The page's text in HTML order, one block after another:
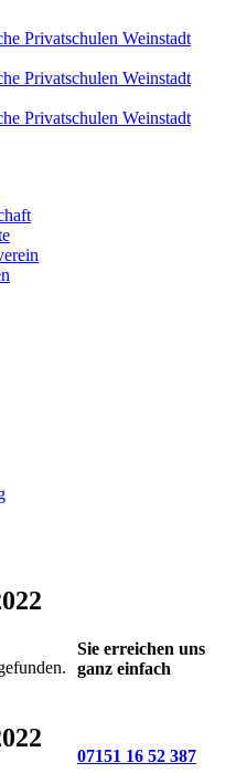
Sie erreichen uns
ganz einfach
07151 16 52 387